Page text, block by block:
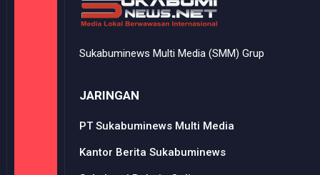
Sukabuminews Multi Media (SMM) Grup
JARINGAN
PT Sukabuminews Multi Media
Kantor Berita Sukabuminews